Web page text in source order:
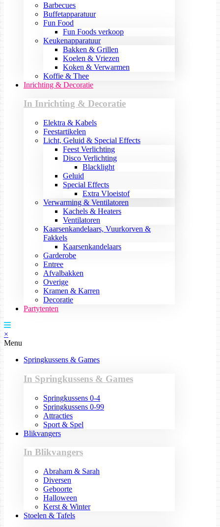
Barbecues
Buffetapparatuur
Fun Food
Fun Foods verkoop
Keukenapparatuur
Bakken & Grillen
Koelen & Vriezen
Koken & Verwarmen
Koffie & Thee
Inrichting & Decoratie
In Inrichting & Decoratie
Elektra & Kabels
Feestartikelen
Licht, Geluid & Special Effects
Feest Verlichting
Disco Verlichting
Blacklight
Geluid
Special Effects
Extra Vloeistof
Verwarming & Ventilatoren
Kachels & Heaters
Ventilatoren
Kaarsenkandelaars, Vuurkorven &
Fakkels
Kaarsenkandelaars
Garderobe
Entree
Afvalbakken
Overige
Kramen & Karren
Decoratie
Partytenten
×
Menu
Springkussens & Games
In Springkussens & Games
Springkussens 0-4
Springkussens 0-99
Attracties
Sport & Spel
Blikvangers
In Blikvangers
Abraham & Sarah
Diversen
Geboorte
Halloween
Kerst & Winter
Stoelen & Tafels